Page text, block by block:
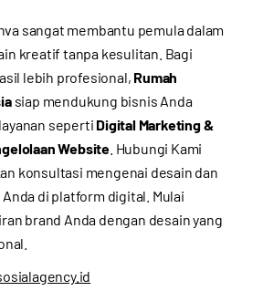
sangat membantu pemula dalam
kreatif tanpa kesulitan. Bagi
lebih profesional, Rumah
siap mendukung bisnis Anda
seperti Digital Marketing &
Website. Hubungi Kami
konsultasi mengenai desain dan
di platform digital. Mulai
brand Anda dengan desain yang